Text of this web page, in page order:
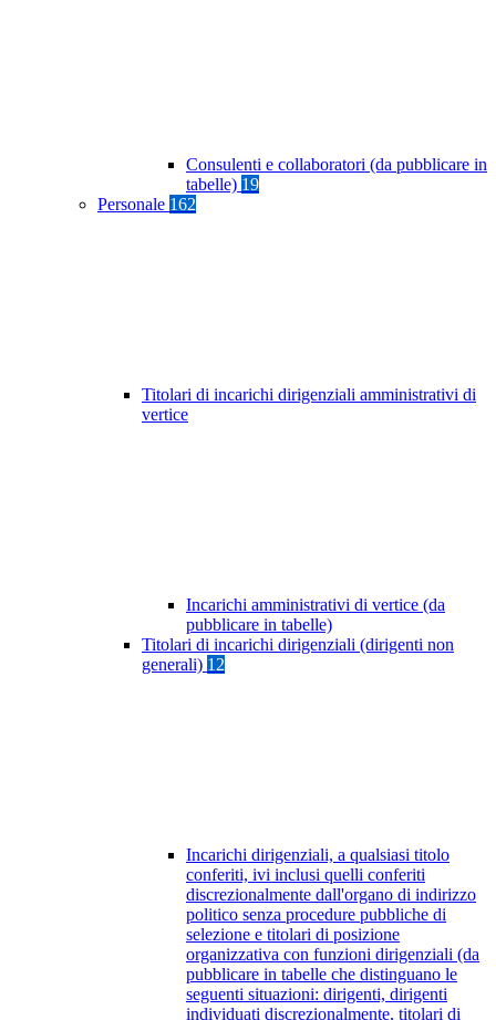
Consulenti e collaboratori (da pubblicare in
tabelle) 19
Personale 162
Titolari di incarichi dirigenziali amministrativi di
vertice
Incarichi amministrativi di vertice (da
pubblicare in tabelle)
Titolari di incarichi dirigenziali (dirigenti non
generali) 12
Incarichi dirigenziali, a qualsiasi titolo
conferiti, ivi inclusi quelli conferiti
discrezionalmente dall'organo di indirizzo
politico senza procedure pubbliche di
selezione e titolari di posizione
organizzativa con funzioni dirigenziali (da
pubblicare in tabelle che distinguano le
seguenti situazioni: dirigenti, dirigenti
individuati discrezionalmente, titolari di